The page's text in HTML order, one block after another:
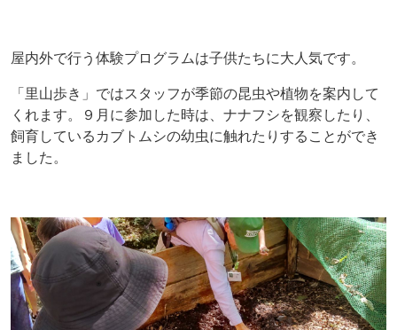
屋内外で行う体験プログラムは子供たちに大人気です。
「里山歩き」ではスタッフが季節の昆虫や植物を案内して
くれます。９月に参加した時は、ナナフシを観察したり、
飼育しているカブトムシの幼虫に触れたりすることができ
ました。